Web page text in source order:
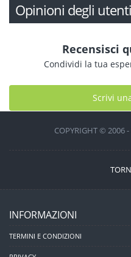
Opinioni degli utenti
Recensisci
Condividi la tua
Scrivi
COPYRIGHT © 2006
INFORMAZIONI
TERMINI E CONDIZIONI